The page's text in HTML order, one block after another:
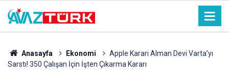
Anasayfa Ekonomi
Apple Kararı Alman Devi Varta’yı
Sarstı! 350 Çalışan İçin İşten Çıkarma Kararı